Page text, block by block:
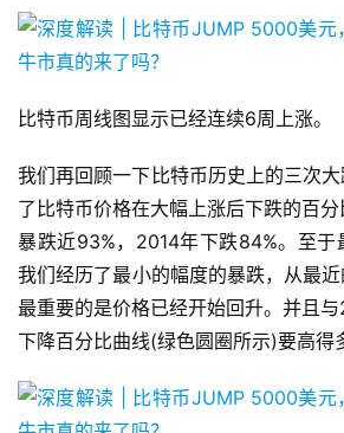
比特币周线图显示已经连续6周上涨。
我们再回顾一下比特币历史上的三次
了比特币价格在大幅上涨后下跌的百
暴跌近93%，2014年下跌84%。至于
我们经历了最小的幅度的暴跌，从最近
最重要的是价格已经开始回升。并且
下降百分比曲线(绿色圆圈所示)要高得